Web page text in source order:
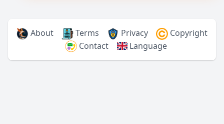
About Terms Privacy
Copyright
Contact
Language